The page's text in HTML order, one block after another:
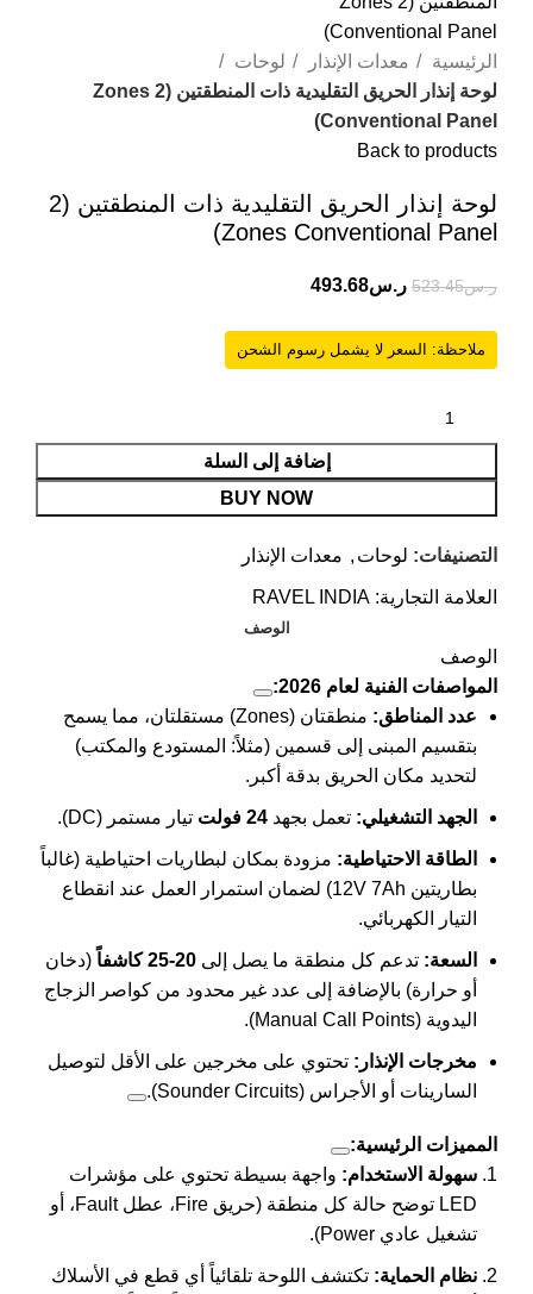
الرئيسية معدات الإنذار
لوحات
لوحة إنذار الحريق التقليدية ذات المنطقتين (2 Zones
Conventional Panel)
Back to products
لوحة إنذار الحريق التقليدية ذات المنطقتين (2
Zones Conventional Panel)
ر.س523.45 ر.س493.68
ملاحظة: السعر لا يشمل رسوم الشحن
إضافة إلى السلة
BUY NOW
التصنيفات: لوحات , معدات الإنذار
العلامة التجارية: RAVEL INDIA
الوصف
الوصف
المواصفات الفنية لعام 2026:
عدد المناطق:
منطقتان (Zones) مستقلتان، مما يسمح
بتقسيم المبنى إلى قسمين (مثلاً: المستودع والمكتب)
لتحديد مكان الحريق بدقة أكبر.
الجهد التشغيلي: تعمل بجهد 24 فولت تيار مستمر (DC).
الطاقة الاحتياطية: مزودة بمكان لبطاريات احتياطية (غالباً
بطاريتين 12V 7Ah) لضمان استمرار العمل عند انقطاع
التيار الكهربائي.
السعة: تدعم كل منطقة ما يصل إلى 20-25 كاشفاً
(دخان
أو حرارة) بالإضافة إلى عدد غير محدود من كواصر الزجاج
اليدوية (Manual Call Points).
مخرجات الإنذار: تحتوي على مخرجين على الأقل لتوصيل
السارينات أو الأجراس (Sounder Circuits).
المميزات الرئيسية:
سهولة الاستخدام: واجهة بسيطة تحتوي على مؤشرات
LED توضح حالة كل منطقة (حريق Fire، عطل Fault، أو
تشغيل عادي Power).
نظام الحماية: تكتشف اللوحة تلقائياً أي قطع في الأسلاك